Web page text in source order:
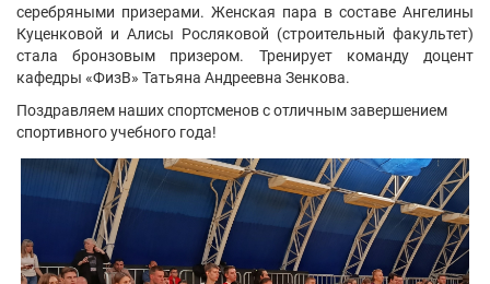
серебряными призерами. Женская пара в составе Ангелины
Куценковой и Алисы Росляковой (строительный факультет)
стала бронзовым призером. Тренирует команду доцент
кафедры «ФизВ» Татьяна Андреевна Зенкова.
Поздравляем наших спортсменов с отличным завершением
спортивного учебного года!